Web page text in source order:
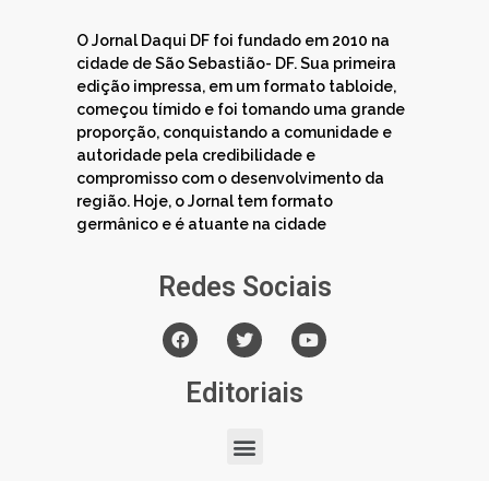
O Jornal Daqui DF foi fundado em 2010 na
cidade de São Sebastião- DF. Sua primeira
edição impressa, em um formato tabloide,
começou tímido e foi tomando uma grande
proporção, conquistando a comunidade e
autoridade pela credibilidade e
compromisso com o desenvolvimento da
região. Hoje, o Jornal tem formato
germânico e é atuante na cidade
Redes Sociais
Editoriais